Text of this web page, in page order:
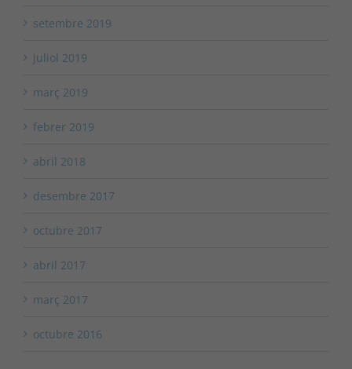
setembre 2019
juliol 2019
març 2019
febrer 2019
abril 2018
desembre 2017
octubre 2017
abril 2017
març 2017
octubre 2016